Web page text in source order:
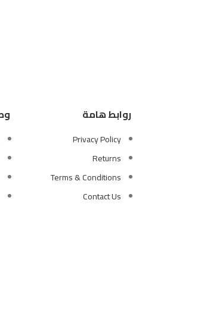
روابط هامة
Privacy Policy
Returns
Terms & Conditions
Contact Us